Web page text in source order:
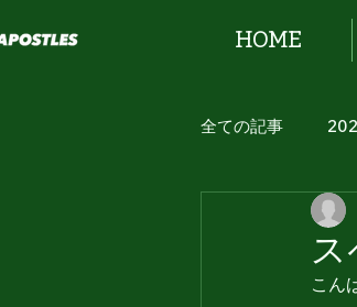
HOME
全ての記事
2024 ブログ
こん